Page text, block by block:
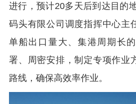
进行，预计20多天后到达目的
码头有限公司调度指挥中心主
单船出口量大、集港周期长
署、周密安排，制定专项作业
路线，确保高效率作业。